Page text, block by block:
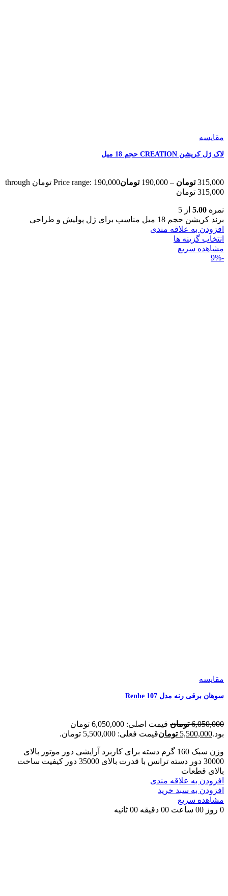
مقایسه
لاک ژل کریشن CREATION حجم 18 میل
315,000 تومان –
190,000 تومان
Price range: 190,000 تومان through
315,000 تومان
نمره 5.00 از 5
برند کریشن حجم 18 میل مناسب برای ژل پولیش و طراحی
افزودن به علاقه مندی
انتخاب گزینه ها
مشاهده سریع
-9%
مقایسه
سوهان برقی رنه مدل Renhe 107
6,050,000 تومان
قیمت اصلی: 6,050,000 تومان
بود.5,500,000 تومانقیمت فعلی: 5,500,000 تومان.
وزن سبک 160 گرم دسته برای کاربرد آرایشی
دور موتور بالای
30000 دور دسته
ترانس با قدرت بالای 35000 دور
کیفیت ساخت
بالای قطعات
افزودن به علاقه مندی
افزودن به سبد خرید
مشاهده سریع
0 روز 00 ساعت 00 دقیقه 00 ثانیه